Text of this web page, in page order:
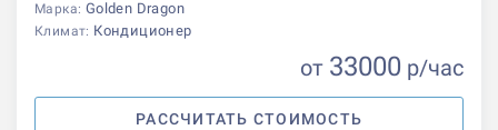
Марка: Golden Dragon
Климат: Кондиционер
от 33000 р/час
РАССЧИТАТЬ СТОИМОСТЬ